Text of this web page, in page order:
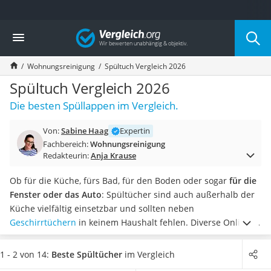
Die beliebtesten Vergleiche nach Kategorie
Haushalt
Wassersprudler
Zentralstaubsauger
Brotbackautomat
Wischroboter
Wäschespinne
Spülmaschinentabs
Akku-Staubsauger
AEG-Waschmaschine
Saug-Wisch-Roboter
Handstaubsauger
Milchaufschäumer
Kondenstrockner
Reiskocher
Vergleich
Wohnungsreinigung Spültuch Vergleich 2026
Spültuch Vergleich 2026
Die besten Spüllappen im Vergleich.
Von:Sabine Haag
Expertin
Fachbereich:Wohnungsreinigung
Redakteurin:Anja Krause
Ob für die Küche, fürs Bad, für den Boden oder sogar für die
Fenster oder das Auto: Spültücher sind auch außerhalb der
Küche vielfältig einsetzbar und sollten neben
Geschirrtüchern in keinem Haushalt fehlen. Diverse Online-
Tests empfehlenwaschbare Lappen als nachhaltigere und
umweltfreundlichere Variantegegenüber der Wegwerf-
1 - 2 von 14: Beste Spültücher im Vergleich